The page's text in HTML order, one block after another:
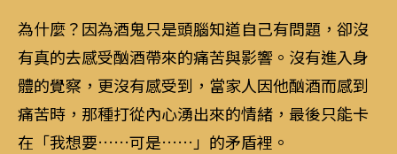
為什麼？因為酒鬼只是頭腦知道自己有問題，卻沒
有真的去感受酗酒帶來的痛苦與影響。沒有進入身
體的覺察，更沒有感受到，當家人因他酗酒而感到
痛苦時，那種打從內心湧出來的情緒，最後只能卡
在「我想要……可是……」的矛盾裡。